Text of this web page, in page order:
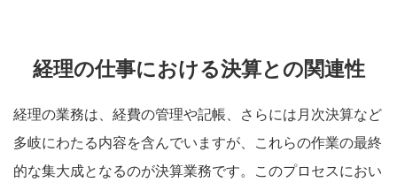
経理の仕事における決算との関連性
経理の業務は、経費の管理や記帳、さらには月次決算など
多岐にわたる内容を含んでいますが、これらの作業の最終
的な集大成となるのが決算業務です。このプロセスにおい